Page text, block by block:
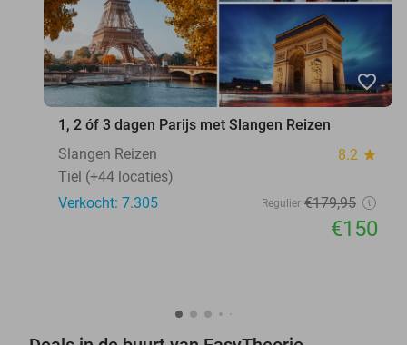
favorite_border
1, 2 óf 3 dagen Parijs met Slangen Reizen
Slangen Reizen
8.2 star
Tiel (+44 locaties)
Verkocht: 7.305
Regulier €179,95
€150